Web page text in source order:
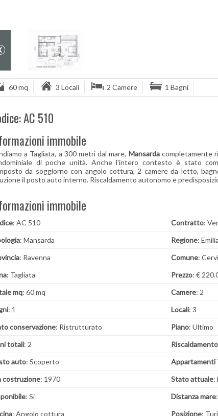
60 mq 3 Locali 2 Camere 1 Bagni
AC 510
immobile
a Tagliata, a 300 metri dal mare, Mansardacompletamente
di poche unità. Anche l'intero contesto è stato
da soggiorno con angolo cottura, 2 camere da letto,
il posto auto interno. Riscaldamento autonomo e
immobile
: AC 510 Contratto:
: Mansarda Regione:
: Ravenna Comune:
: Tagliata Prezzo: €
mq: 60 mq Camere: 2
: 1 Locali: 3
conservazione: Ristrutturato Piano: Ultimo
totali: 2 Riscaldamento
auto: Scoperto Appartamenti
costruzione: 1970 Stato attuale:
: Si Distanza mare
: Angolo cottura Posizione: